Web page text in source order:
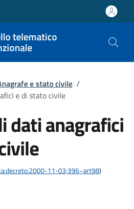
telematico
e stato civile /
e di stato civile
dati anagrafici
11-03;396~art98)